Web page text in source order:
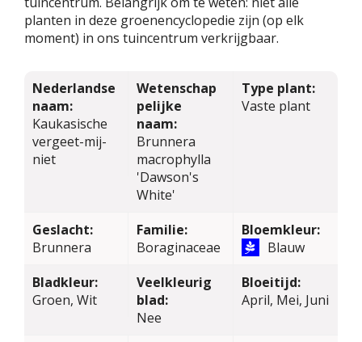
planten in deze groenencyclopedie zijn (op elk
moment) in ons tuincentrum verkrijgbaar.
Nederlandse
naam:
Kaukasische
vergeet-mij-
niet
Wetenschap
pelijke
naam:
Brunnera
macrophylla
'Dawson's
White'
Type plant:
Vaste plant
Geslacht:
Brunnera
Familie:
Boraginaceae
Bloemkleur:
Blauw
Bladkleur:
Groen, Wit
Veelkleurig
blad:
Nee
Bloeitijd:
April, Mei, Juni